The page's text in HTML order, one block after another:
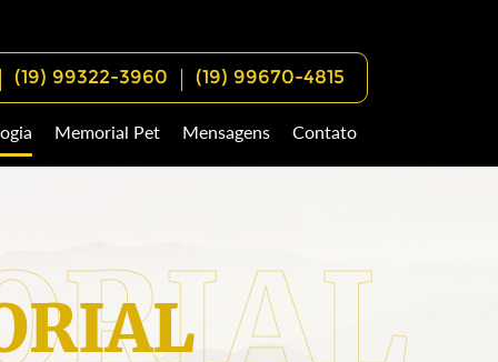
(19) 99322-3960 (19) 99670-4815
Memorial Pet Mensagens Contato